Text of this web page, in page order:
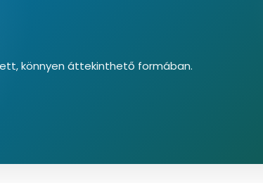
könnyen áttekinthető formában.